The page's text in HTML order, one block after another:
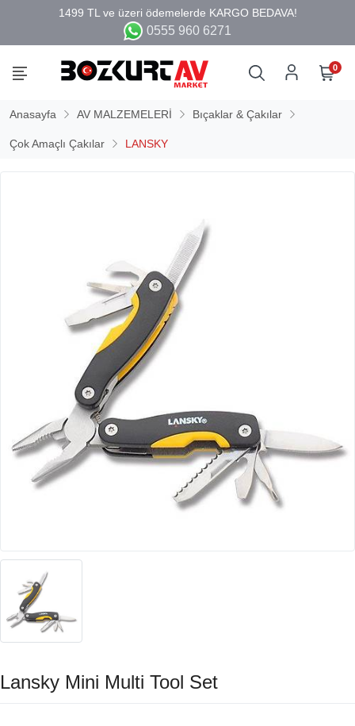
0555 960 6271
0
Anasayfa AV MALZEMELERİ Bıçaklar & Çakılar
Çok Amaçlı Çakılar LANSKY
Lansky Mini Multi Tool Set